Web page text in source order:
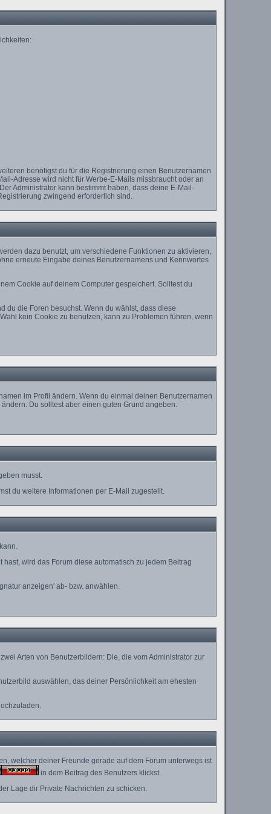
benötigst du für die Registrierung einen Benutzernamen
Adresse wird nicht für Werbe-E-Mails missbraucht oder an
Administrator kann bestimmt haben, dass deine E-Mail-
zwingend erforderlich sind.
dazu benutzt, um verschiedene Funktionen zu aktivieren,
erneute Eingabe deines Benutzernamens und Kennwortes
Cookie auf deinem Computer gespeichert. Solltest du
du die Foren besuchst. Wenn du wählst, dass diese
kein Cookie zu benutzen, kann zu Problemen führen, wenn
im Profil ändern. Wenn du einmal deinen Benutzernamen
Du solltest aber einen guten Grund angeben.
musst.
du weitere Informationen per E-Mail zugestellt.
wird das Forum diese automatisch zu jedem Beitrag
anzeigen' ab- bzw. anwählen.
Arten von Benutzerbildern: Die, die vom Administrator zur
auswählen, das deiner Persönlichkeit am ehesten
welcher deiner Freunde gerade auf dem Forum unterwegs ist
in dem Beitrag des Benutzers klickst.
Lage dir Private Nachrichten zu schicken.